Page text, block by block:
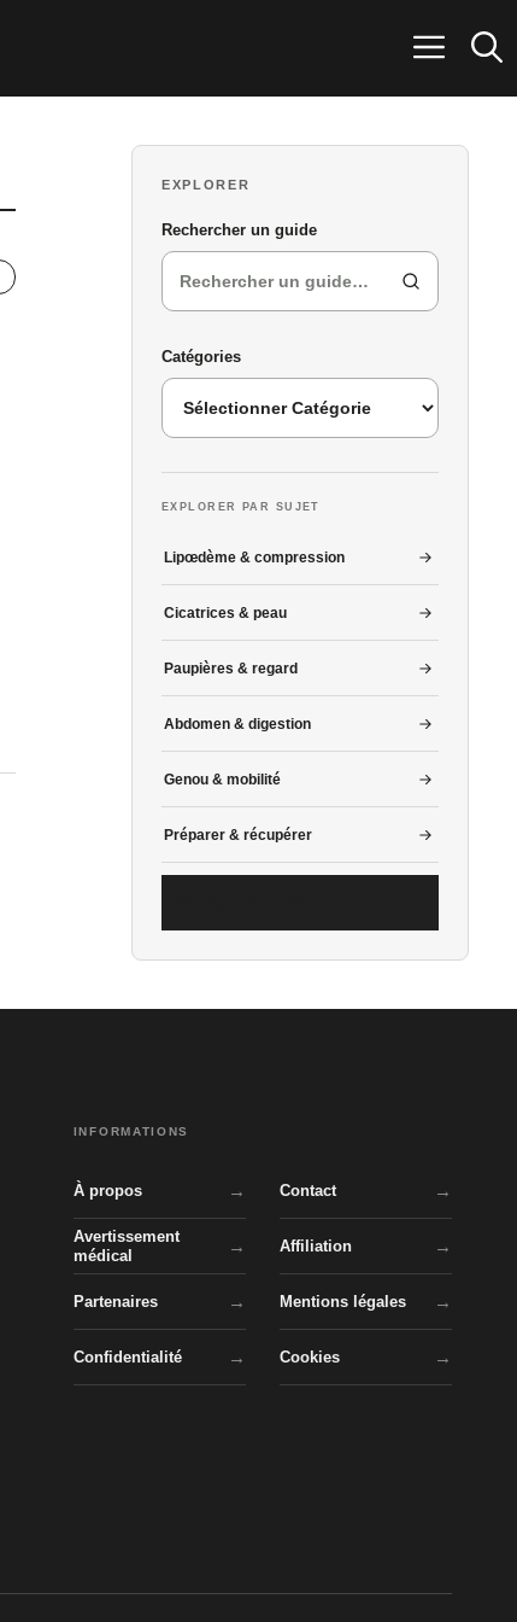
Rechercher dans GuideChirurgie.fr
Catégories
EXPLORER PAR SUJET
Lipœdème & compression
Cicatrices & peau
Paupières & regard
Abdomen & digestion
Genou & mobilité
Préparer & récupérer
INFORMATIONS
À propos Contact
Avertissement
médical
Affiliation
Partenaires Mentions légales
Confidentialité Cookies